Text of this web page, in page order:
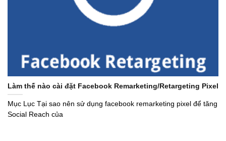
Làm thế nào cài đặt Facebook Remarketing/Retargeting Pixel
Mục Lục Tại sao nên sử dụng facebook remarketing pixel để tăng
Social Reach của